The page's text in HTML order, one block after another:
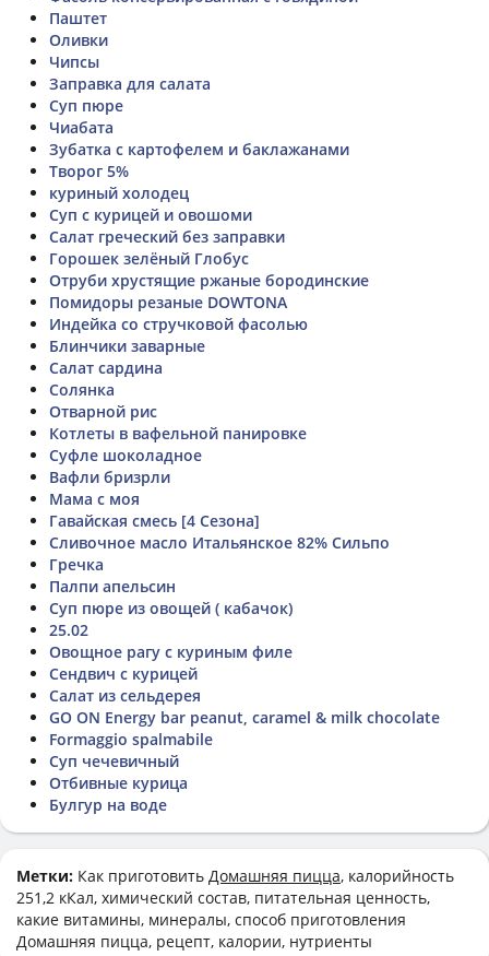
Паштет
Оливки
Чипсы
Заправка для салата
Суп пюре
Чиабата
Зубатка с картофелем и баклажанами
Творог 5%
куриный холодец
Суп с курицей и овошоми
Салат греческий без заправки
Горошек зелёный Глобус
Отруби хрустящие ржаные бородинские
Помидоры резаные DOWTONA
Индейка со стручковой фасолью
Блинчики заварные
Салат сардина
Солянка
Отварной рис
Котлеты в вафельной панировке
Суфле шоколадное
Вафли бризрли
Мама с моя
Гавайская смесь [4 Сезона]
Сливочное масло Итальянское 82% Сильпо
Гречка
Палпи апельсин
Суп пюре из овощей ( кабачок)
25.02
Овощное рагу с куриным филе
Сендвич с курицей
Салат из сельдерея
GO ON Energy bar peanut, caramel & milk chocolate
Formaggio spalmabile
Суп чечевичный
Отбивные курица
Булгур на воде
Метки: Как приготовить Домашняя пицца, калорийность
251,2 кКал, химический состав, питательная ценность,
какие витамины, минералы, способ приготовления
Домашняя пицца, рецепт, калории, нутриенты